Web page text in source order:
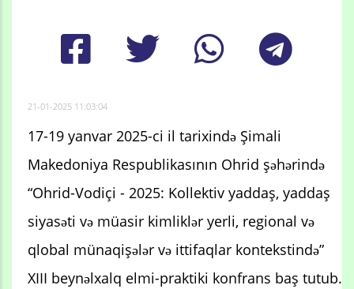
21-01-2025 11:03:04
17-19 yanvar 2025-ci il tarixində Şimali
Makedoniya Respublikasının Ohrid şəhərində
“Ohrid-Vodiçi - 2025: Kollektiv yaddaş, yaddaş
siyasəti və müasir kimliklər yerli, regional və
qlobal münaqişələr və ittifaqlar kontekstində”
XIII beynəlxalq elmi-praktiki konfrans baş tutub.